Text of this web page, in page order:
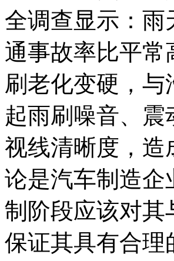
全调查显示：
通事故率比平常
刷老化变硬，
起雨刷噪音、
视线清晰度，造
论是汽车制造企
制阶段应该对其
保证其具有合理